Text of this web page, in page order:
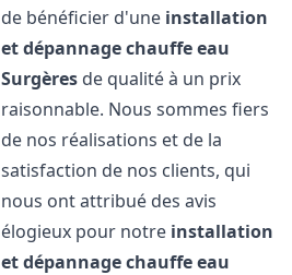
de bénéficier d'une installation
et dépannage chauffe eau
Surgères de qualité à un prix
raisonnable. Nous sommes fiers
de nos réalisations et de la
satisfaction de nos clients, qui
nous ont attribué des avis
élogieux pour notre installation
et dépannage chauffe eau